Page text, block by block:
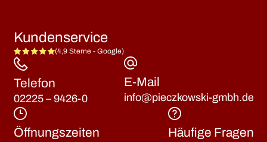
Kundenservice
(4,9 Sterne - Google)
Telefon
02225 – 9426-0
E-Mail
info@pieczkowski-gmbh.de
Öffnungszeiten Häufige Fragen